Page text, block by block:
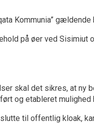
Kommunia”
på øer ved
skal det sikres, at
og etableret mulighed
til offentlig kloak,